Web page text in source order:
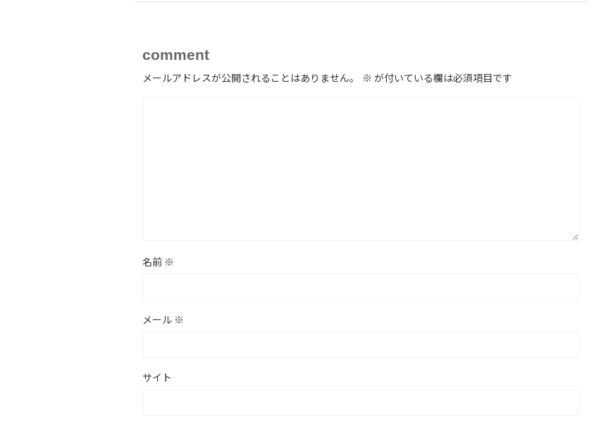
comment
メールアドレスが公開されることはありません。 ※ が付いている欄は必須項目です
名前 ※
メール ※
サイト